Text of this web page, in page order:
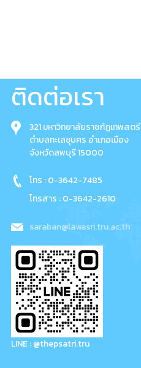
ติดต่อเรา
321 มหาวิทยาลัยราชภัฏเทพสตรี
ตำบลทะเลชุบศร อำเภอเมือง
จังหวัดลพบุรี 15000
โทร : 0-3642-7485
โทรสาร : 0-3642-2610
saraban@lawasri.tru.ac.th
LINE : @thepsatri.tru